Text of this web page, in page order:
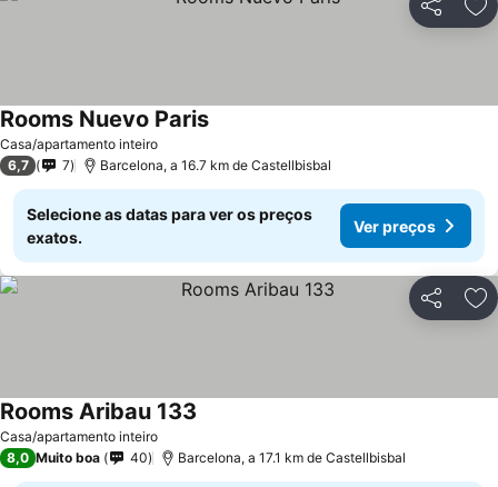
Partilhar
Casa/apartamento inteiro
Rooms Nuevo Paris
6,7 7 Barcelona, a 16.7 km de Castellbisbal
Selecione as datas para ver os preços
exatos.
Ver preços
Partilhar
Casa/apartamento inteiro
Rooms Aribau 133
8,0 Muito boa 40 Barcelona, a 17.1 km de Castellbisbal